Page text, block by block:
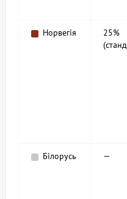
Норвегія
25%
Білорусь —